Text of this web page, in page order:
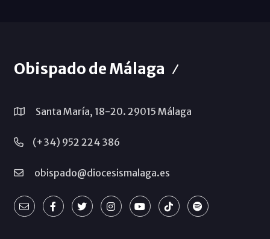
Obispado de Málaga
Santa María, 18-20. 29015 Málaga
(+34) 952 224 386
obispado@diocesismalaga.es